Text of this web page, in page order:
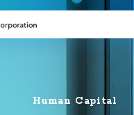
Human Capital